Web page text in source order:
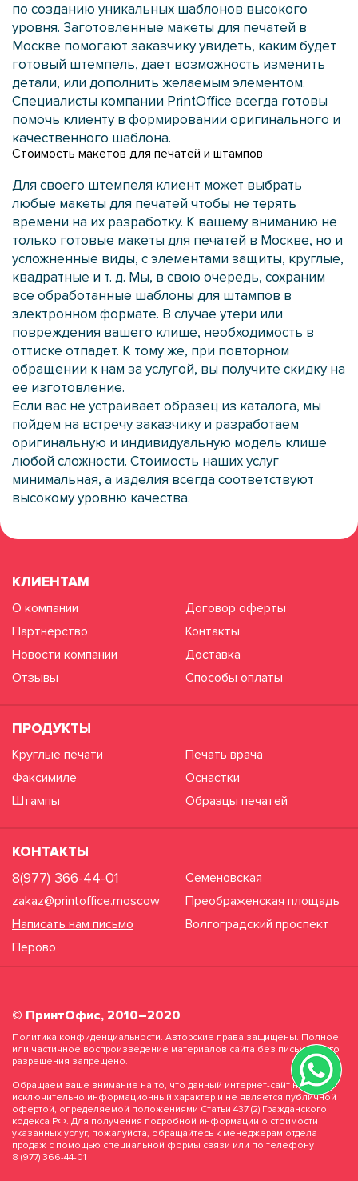
по созданию уникальных шаблонов высокого
уровня. Заготовленные макеты для печатей в
Москве помогают заказчику увидеть, каким будет
готовый штемпель, дает возможность изменить
детали, или дополнить желаемым элементом.
Специалисты компании PrintOffice всегда готовы
помочь клиенту в формировании оригинального и
качественного шаблона.
Стоимость макетов для печатей и штампов
Для своего штемпеля клиент может выбрать
любые макеты для печатей чтобы не терять
времени на их разработку. К вашему вниманию не
только готовые макеты для печатей в Москве, но и
усложненные виды, с элементами защиты, круглые,
квадратные и т. д. Мы, в свою очередь, сохраним
все обработанные шаблоны для штампов в
электронном формате. В случае утери или
повреждения вашего клише, необходимость в
оттиске отпадет. К тому же, при повторном
обращении к нам за услугой, вы получите скидку на
ее изготовление.
Если вас не устраивает образец из каталога, мы
пойдем на встречу заказчику и разработаем
оригинальную и индивидуальную модель клише
любой сложности. Стоимость наших услуг
минимальная, а изделия всегда соответствуют
высокому уровню качества.
КЛИЕНТАМ
О компании
Партнерство
Новости компании
Отзывы
Договор оферты
Контакты
Доставка
Способы оплаты
ПРОДУКТЫ
Круглые печати
Факсимиле
Штампы
Печать врача
Оснастки
Образцы печатей
КОНТАКТЫ
8(977) 366-44-01
zakaz@printoffice.moscow
Написать нам письмо
Перово
Семеновская
Преображенская площадь
Волгоградский проспект
© ПринтОфис, 2010–2020
Политика конфиденциальности. Авторские права защищены. Полное
или частичное воспроизведение материалов сайта без письменного
разрешения запрещено.
Обращаем ваше внимание на то, что данный интернет-сайт носит
исключительно информационный характер и не является публичной
офертой, определяемой положениями Статьи 437 (2) Гражданского
кодекса РФ. Для получения подробной информации о стоимости
указанных услуг, пожалуйста, обращайтесь к менеджерам отдела
продаж с помощью специальной формы связи или по телефону
8 (977) 366-44-01